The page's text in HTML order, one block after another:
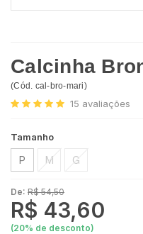
Calcinha
(Cód. cal-bro-mari)
15 avaliações
Tamanho
P M G
De: R$ 54,50
R$ 43,60
(20% de desconto)